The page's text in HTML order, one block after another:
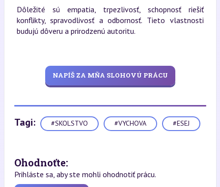
Dôležité sú empatia, trpezlivosť, schopnosť riešiť
konflikty, spravodlivosť a odbornosť. Tieto vlastnosti
budujú dôveru a prirodzenú autoritu.
NAPÍŠ ZA MŇA SLOHOVÚ PRÁCU
Tagi: #SKOLSTVO #VYCHOVA #ESEJ
Ohodnoťte:
Prihláste sa, aby ste mohli ohodnotiť prácu.